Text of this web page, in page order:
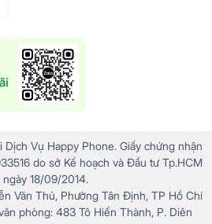
Vụ Happy Phone. Giấy chứng nhận
do sở Kế hoạch và Đầu tư Tp.HCM
ngày 18/09/2014.
Văn Thủ, Phường Tân Định, TP Hồ Chí
phòng: 483 Tô Hiến Thành, P. Diên